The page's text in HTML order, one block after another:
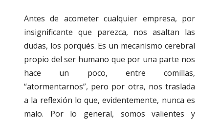
Antes de acometer cualquier empresa, por
insignificante que parezca, nos asaltan las
dudas, los porqués. Es un mecanismo cerebral
propio del ser humano que por una parte nos
hace un poco, entre comillas,
“atormentarnos”, pero por otra, nos traslada
a la reflexión lo que, evidentemente, nunca es
malo. Por lo general, somos valientes y